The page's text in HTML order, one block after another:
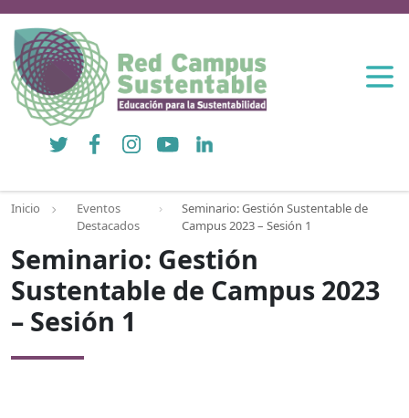
Twitter FacebookInstagramYouTubeLinkedIn
Inicio
Eventos
Destacados
Seminario: Gestión Sustentable de
Campus 2023 – Sesión 1
Seminario: Gestión
Sustentable de Campus 2023
– Sesión 1